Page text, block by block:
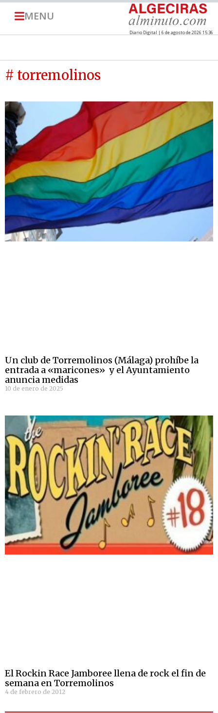
MENU
Diario Digital | 6 de agosto de 2026 15:36
# torremolinos
Un club de Torremolinos (Málaga) prohíbe la
entrada a «maricones» y el Ayuntamiento
anuncia medidas
10 de enero de 2025
El Rockin Race Jamboree llena de rock el fin de
semana en Torremolinos
4 de febrero de 2012